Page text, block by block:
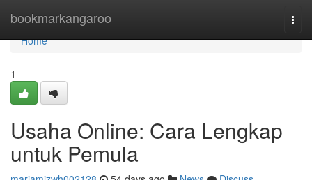
bookmarkangaroo
Home
Home
1
Usaha Online: Cara Lengkap
untuk Pemula